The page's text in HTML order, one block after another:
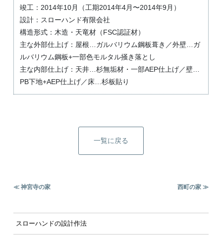
竣工：2014年10月（工期2014年4月〜2014年9月）
設計：スローハンド有限会社
構造形式：木造・天竜材（FSC認証材）
主な外部仕上げ：屋根…ガルバリウム鋼板葺き／外壁…ガ
ルバリウム鋼板+一部色モルタル掻き落とし
主な内部仕上げ：天井…杉無垢材・一部AEP仕上げ／壁…
PB下地+AEP仕上げ／床…杉板貼り
一覧に戻る
≪ 神宮寺の家 西町の家 ≫
スローハンドの設計作法